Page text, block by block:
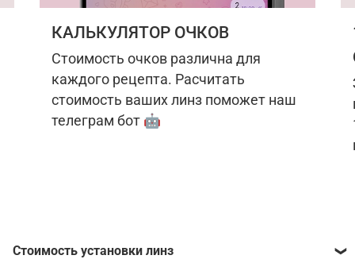
КАЛЬКУЛЯТОР ОЧКОВ
Стоимость очков различна для
каждого рецепта. Расчитать
стоимость ваших линз поможет наш
телеграм бот 🤖
Стоимость установки линз